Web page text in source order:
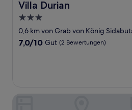
Villa Durian
Villa Durian
3.0-
Sterne-
Unterkunft
0,6 km von Grab von König
7.0
7,0/10 Gut (2 Bewertungen)